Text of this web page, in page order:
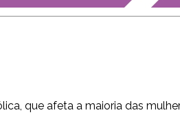
que afeta a maioria das